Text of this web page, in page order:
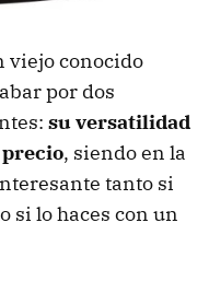
viejo conocido
por dos
su versatilidad
, siendo en la
tanto si
si lo haces con un